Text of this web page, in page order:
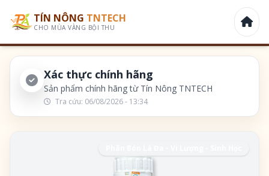
TÍN NÔNG TNTECH
CHO MÙA VÀNG BỘI THU
Xác thực chính hãng
Sản phẩm chính hãng từ Tín Nông TNTECH
Tra cứu: 06/08/2026 - 13:34